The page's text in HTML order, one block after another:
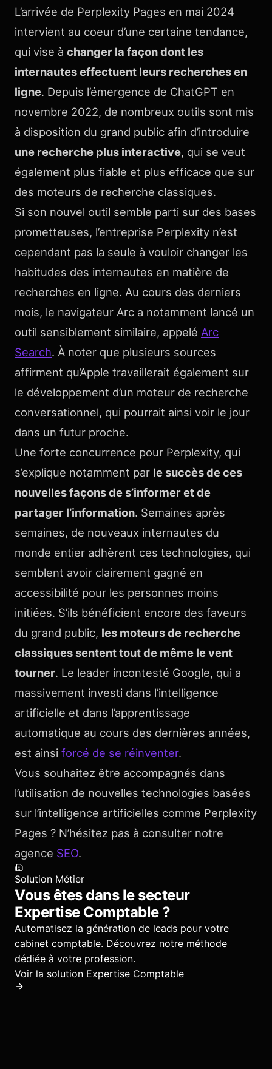
L’arrivée de Perplexity Pages en mai 2024
intervient au coeur d’une certaine tendance,
qui vise à changer la façon dont les
internautes effectuent leurs recherches en
ligne. Depuis l’émergence de ChatGPT en
novembre 2022, de nombreux outils sont mis
à disposition du grand public afin d’introduire
une recherche plus interactive, qui se veut
également plus fiable et plus efficace que sur
des moteurs de recherche classiques.
Si son nouvel outil semble parti sur des bases
prometteuses, l’entreprise Perplexity n’est
cependant pas la seule à vouloir changer les
habitudes des internautes en matière de
recherches en ligne. Au cours des derniers
mois, le navigateur Arc a notamment lancé un
outil sensiblement similaire, appelé Arc
Search. À noter que plusieurs sources
affirment qu’Apple travaillerait également sur
le développement d’un moteur de recherche
conversationnel, qui pourrait ainsi voir le jour
dans un futur proche.
Une forte concurrence pour Perplexity, qui
s’explique notamment par le succès de ces
nouvelles façons de s’informer et de
partager l’information. Semaines après
semaines, de nouveaux internautes du
monde entier adhèrent ces technologies, qui
semblent avoir clairement gagné en
accessibilité pour les personnes moins
initiées. S’ils bénéficient encore des faveurs
du grand public, les moteurs de recherche
classiques sentent tout de même le vent
tourner. Le leader incontesté Google, qui a
massivement investi dans l’intelligence
artificielle et dans l’apprentissage
automatique au cours des dernières années,
est ainsi forcé de se réinventer.
Vous souhaitez être accompagnés dans
l’utilisation de nouvelles technologies basées
sur l’intelligence artificielles comme Perplexity
Pages ? N’hésitez pas à consulter notre
agence SEO.
Solution Métier
Vous êtes dans le secteur
Expertise Comptable?
Automatisez la génération de leads pour votre
cabinet comptable. Découvrez notre méthode
dédiée à votre profession.
Voir la solution Expertise Comptable